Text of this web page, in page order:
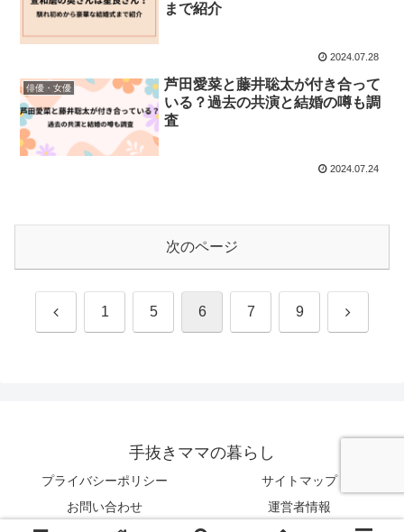
まで紹介
2024.07.28
俳優・女優
芦田愛菜と藤井聡太が付き合って
いる？過去の共演と結婚の噂も調
査
2024.07.24
次のページ
前 1 5 6 7 9 次
手抜きママの暮らし
プライバシーポリシー
サイトマップ
お問い合わせ
運営者情報